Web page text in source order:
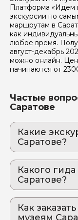
Платформа «Идем
экскурсии по
маршрутам в
как
любое время.
август-декабрь
можно онлайн.
начинаются от
Частые
Саратове
Какие
Саратове?
Волга
класс!
Подарите другу
кружку
2. Уникальная
Какого
Саратове?
2. Мария.Е 213
Как
музеям